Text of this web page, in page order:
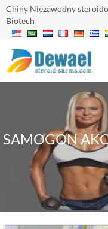
Chiny Niezawodny
Biotech
SAMOGON